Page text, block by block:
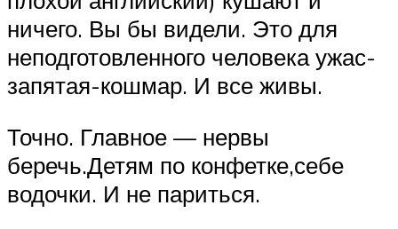
ничего. Вы бы видели. Это для
неподготовленного человека ужас-
запятая-кошмар. И все живы.
Точно. Главное — нервы
беречь.Детям по конфетке,себе
водочки. И не париться.